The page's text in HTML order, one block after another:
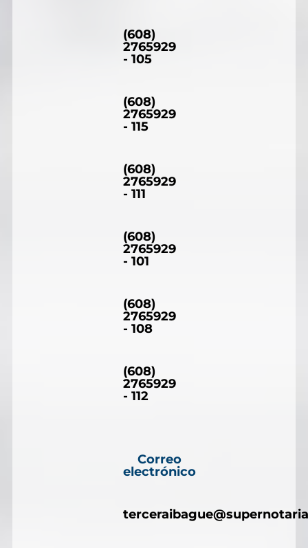
(608)
2765929
- 105
(608)
2765929
- 115
(608)
2765929
- 111
(608)
2765929
- 101
(608)
2765929
- 108
(608)
2765929
- 112
Correo
electrónico